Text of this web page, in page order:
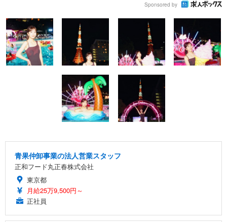
Sponsored by
青果仲卸事業の法人営業スタッフ
正和フード丸正春株式会社
東京都
月給25万9,500円～
正社員